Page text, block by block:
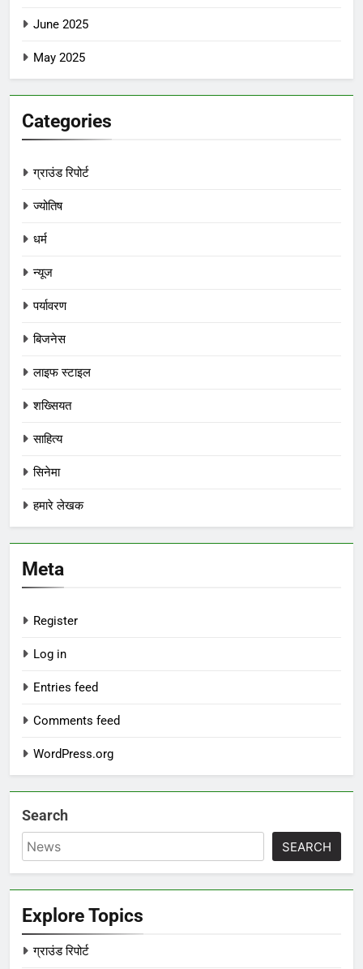
June 2025
May 2025
Categories
ग्राउंड रिपोर्ट
ज्योतिष
धर्म
न्यूज
पर्यावरण
बिजनेस
लाइफ स्टाइल
शख्सियत
साहित्य
सिनेमा
हमारे लेखक
Meta
Register
Log in
Entries feed
Comments feed
WordPress.org
Search
SEARCH
Explore Topics
ग्राउंड रिपोर्ट